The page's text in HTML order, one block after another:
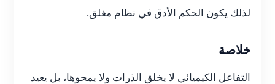
لذلك يكون الحكم الأدق في نظام مغلق.
خلاصة
التفاعل الكيميائي لا يخلق الذرات ولا يمحوها، بل يعيد